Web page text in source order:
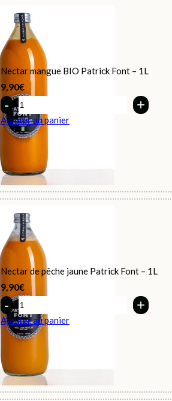
Nectar mangue BIO Patrick Font – 1L
9,90€
Quantity
Ajouter au panier
Nectar de pêche jaune Patrick Font – 1L
9,90€
Quantity
Ajouter au panier